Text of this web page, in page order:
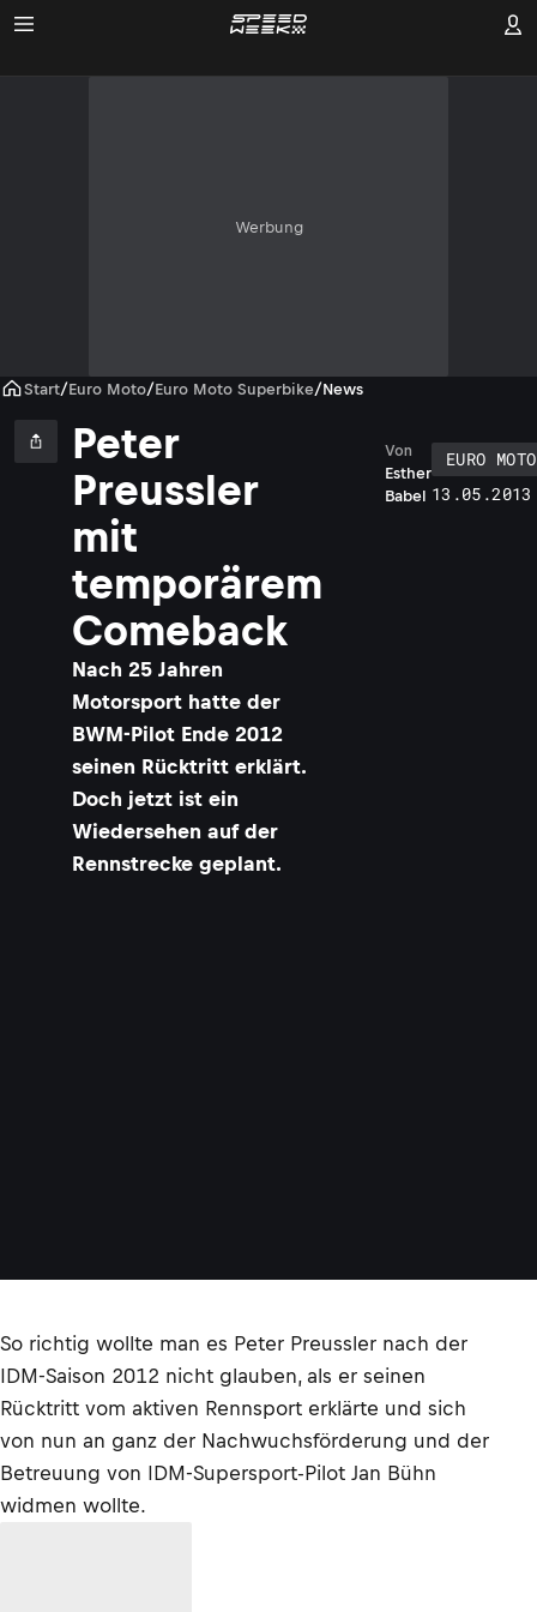
Werbung
Start/Euro Moto/Euro Moto Superbike/News
Peter
Preussler
mit
temporärem
Comeback
Nach 25 Jahren
Motorsport hatte der
BWM-Pilot Ende 2012
seinen Rücktritt erklärt.
Doch jetzt ist ein
Wiedersehen auf der
Rennstrecke geplant.
Esther
Babel
Von
EURO
So richtig wollte man es Peter Preussler nach der
IDM-Saison 2012 nicht glauben, als er seinen
Rücktritt vom aktiven Rennsport erklärte und sich
von nun an ganz der Nachwuchsförderung und der
Betreuung von IDM-Supersport-Pilot Jan Bühn
widmen wollte.